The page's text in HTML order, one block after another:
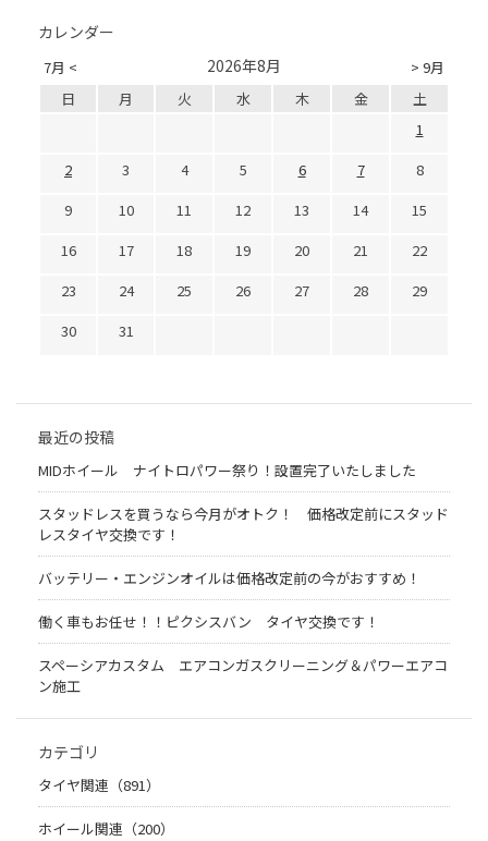
カレンダー
7月 < > 9月
2026年8月
日 月 火 水 木 金
土
1
2
3 4 5 6 7
8
9
10 11 12 13 14
15
16
17 18 19 20 21
22
23
24 25 26 27 28
29
30
31
最近の投稿
MIDホイール ナイトロパワー祭り！設置完了いたしました
スタッドレスを買うなら今月がオトク！ 価格改定前にスタッド
レスタイヤ交換です！
バッテリー・エンジンオイルは価格改定前の今がおすすめ！
働く車もお任せ！！ピクシスバン タイヤ交換です！
スペーシアカスタム エアコンガスクリーニング＆パワーエアコ
ン施工
カテゴリ
タイヤ関連（891）
ホイール関連（200）